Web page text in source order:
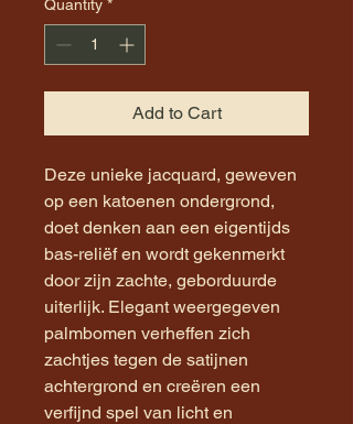
Quantity *
Add to Cart
Deze unieke jacquard, geweven
op een katoenen ondergrond,
doet denken aan een eigentijds
bas-reliëf en wordt gekenmerkt
door zijn zachte, geborduurde
uiterlijk. Elegant weergegeven
palmbomen verheffen zich
zachtjes tegen de satijnen
achtergrond en creëren een
verfijnd spel van licht en